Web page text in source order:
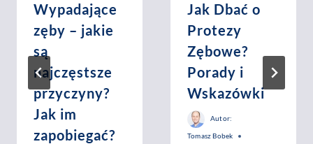
Wypadające
zęby – jakie
są
najczęstsze
przyczyny?
Jak im
zapobiegać?
Jak Dbać o
Protezy
Zębowe?
Porady i
Wskazówki
Autor:
Tomasz Bobek